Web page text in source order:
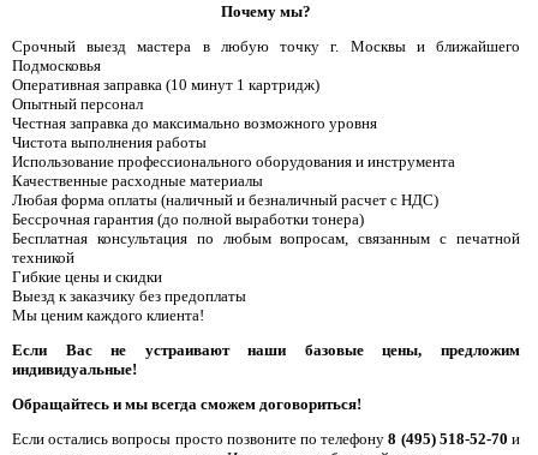
Почему мы?
Срочный выезд мастера в любую точку г. Москвы и ближайшего
Подмосковья
Оперативная заправка (10 минут 1 картридж)
Опытный персонал
Честная заправка до максимально возможного уровня
Чистота выполнения работы
Использование профессионального оборудования и инструмента
Качественные расходные материалы
Любая форма оплаты (наличный и безналичный расчет с НДС)
Бессрочная гарантия (до полной выработки тонера)
Бесплатная консультация по любым вопросам, связанным с печатной
техникой
Гибкие цены и скидки
Выезд к заказчику без предоплаты
Мы ценим каждого клиента!
Если Вас не устраивают наши базовые цены, предложим
индивидуальные!
Обращайтесь и мы всегда сможем договориться!
Если остались вопросы просто позвоните по телефону8 (495) 518-52-70 и